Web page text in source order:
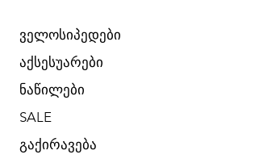
ველოსიპედები
აქსესუარები
ნაწილები
SALE
გაქირავება​